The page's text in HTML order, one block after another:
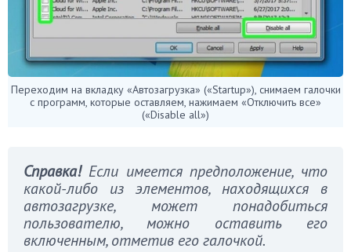
Переходим на вкладку «Автозагрузка» («Startup»), снимаем галочки
с программ, которые оставляем, нажимаем «Отключить все»
(«Disable all»)
Справка! Если имеется предположение, что
какой-либо из элементов, находящихся в
автозагрузке, может понадобиться
пользователю, можно оставить его
включенным, отметив его галочкой.